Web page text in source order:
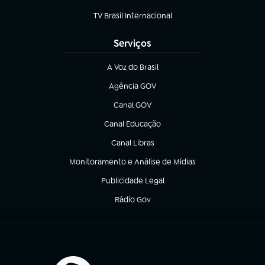
TV Brasil Internacional
(abre em nova aba)
Serviços
A Voz do Brasil
(abre em nova aba)
Agência GOV
(abre em nova aba)
Canal GOV
(abre em nova aba)
Canal Educação
(abre em nova aba)
Canal Libras
(abre em nova aba)
Monitoramento e Análise de Mídias
(abre em nova aba)
Publicidade Legal
(abre em nova aba)
Rádio Gov
(abre em nova aba)